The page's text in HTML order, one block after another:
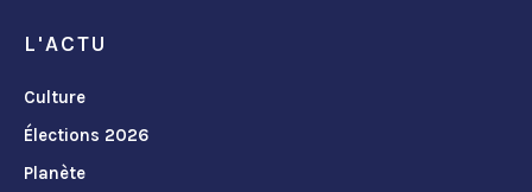
L'ACTU
Culture
Élections 2026
Planète